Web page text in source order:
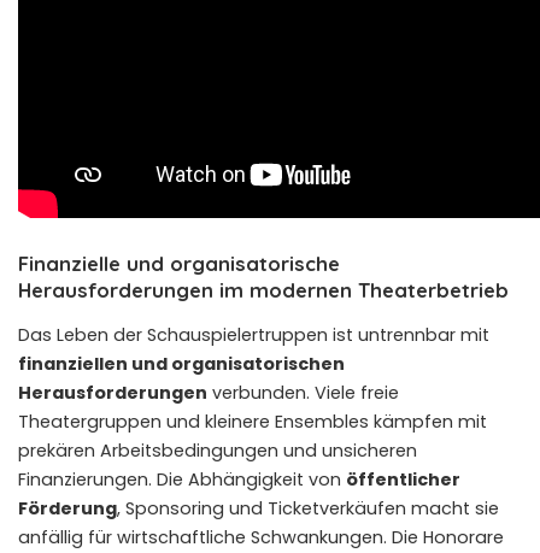
Finanzielle und organisatorische
Herausforderungen im modernen Theaterbetrieb
Das Leben der Schauspielertruppen ist untrennbar mit
finanziellen und organisatorischen
Herausforderungen verbunden. Viele freie
Theatergruppen und kleinere Ensembles kämpfen mit
prekären Arbeitsbedingungen und unsicheren
Finanzierungen. Die Abhängigkeit von öffentlicher
Förderung, Sponsoring und Ticketverkäufen macht sie
anfällig für wirtschaftliche Schwankungen. Die Honorare